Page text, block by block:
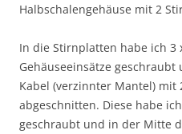
Halbschalengehäuse mit 2
In die Stirnplatten habe ich 3
Gehäuseeinsätze
Kabel (verzinnter Mantel) mit
abgeschnitten. Diese habe
geschraubt und in der Mitte